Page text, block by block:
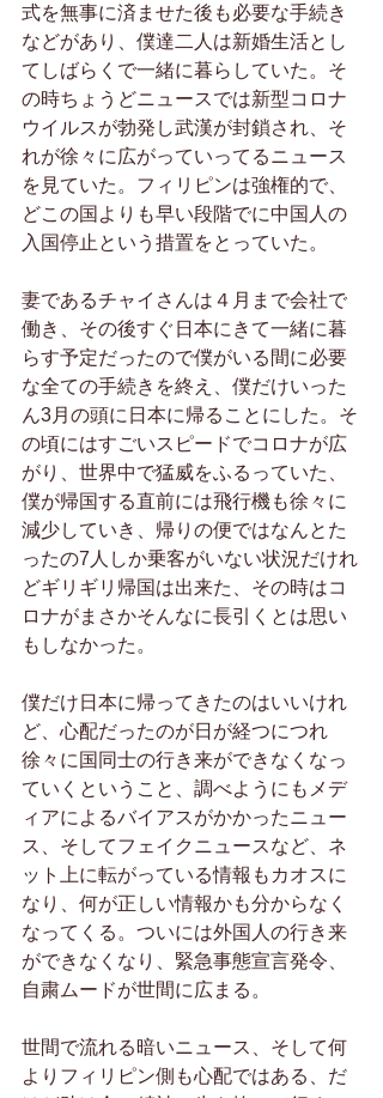
式を無事に済ませた後も必要な手続き
などがあり、僕達二人は新婚生活とし
てしばらくで一緒に暮らしていた。そ
の時ちょうどニュースでは新型コロナ
ウイルスが勃発し武漢が封鎖され、そ
れが徐々に広がっていってるニュース
を見ていた。フィリピンは強権的で、
どこの国よりも早い段階でに中国人の
入国停止という措置をとっていた。
妻であるチャイさんは４月まで会社で
働き、その後すぐ日本にきて一緒に暮
らす予定だったので僕がいる間に必要
な全ての手続きを終え、僕だけいった
ん3月の頭に日本に帰ることにした。そ
の頃にはすごいスピードでコロナが広
がり、世界中で猛威をふるっていた、
僕が帰国する直前には飛行機も徐々に
減少していき、帰りの便ではなんとた
ったの7人しか乗客がいない状況だけれ
どギリギリ帰国は出来た、その時はコ
ロナがまさかそんなに長引くとは思い
もしなかった。
僕だけ日本に帰ってきたのはいいけれ
ど、心配だったのが日が経つにつれ
徐々に国同士の行き来ができなくなっ
ていくということ、調べようにもメデ
ィアによるバイアスがかかったニュー
ス、そしてフェイクニュースなど、ネ
ット上に転がっている情報もカオスに
なり、何が正しい情報かも分からなく
なってくる。ついには外国人の行き来
ができなくなり、緊急事態宣言発令、
自粛ムードが世間に広まる。
世間で流れる暗いニュース、そして何
よりフィリピン側も心配ではある、だ